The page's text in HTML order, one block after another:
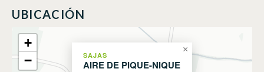
UBICACIÓN
SAJAS
AIRE DE PIQUE-NIQUE
×
+
−